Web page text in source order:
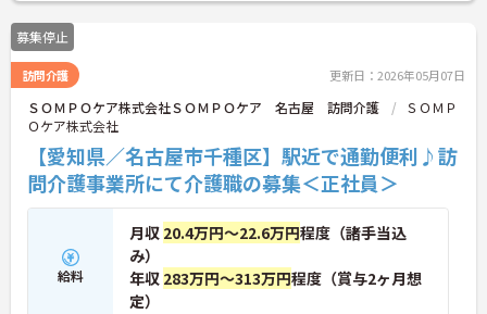
募集停止
訪問介護 更新日：2026年05月07日
ＳＯＭＰＯケア株式会社ＳＯＭＰＯケア 名古屋 訪問介護
ＳＯＭＰ
Ｏケア株式会社
【愛知県／名古屋市千種区】駅近で通勤便利♪訪
問介護事業所にて介護職の募集＜正社員＞
給料
月収 20.4万円～22.6万円程度（諸手当込
み）
年収 283万円～313万円程度（賞与2ヶ月想
定）